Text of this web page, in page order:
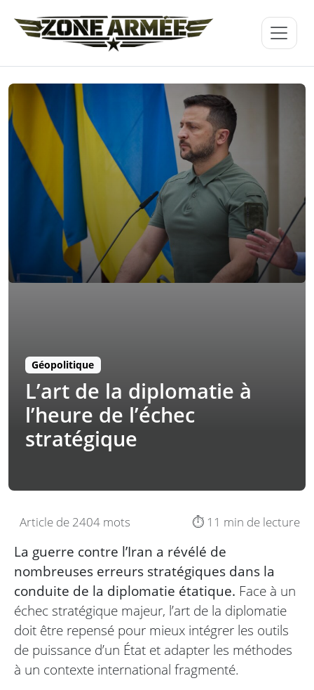
Géopolitique
L’art de la diplomatie à
l’heure de l’échec
stratégique
Article de 2404 mots ⏱️ 11 min de lecture
La guerre contre l’Iran a révélé de
nombreuses erreurs stratégiques dans la
conduite de la diplomatie étatique. Face à un
échec stratégique majeur, l’art de la diplomatie
doit être repensé pour mieux intégrer les outils
de puissance d’un État et adapter les méthodes
à un contexte international fragmenté.